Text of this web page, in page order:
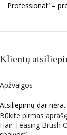
Professional“ –
Klientų
Apžvalgos
Atsiliepimų dar nėra.
Būkite pirmas
Hair Teasing Brush